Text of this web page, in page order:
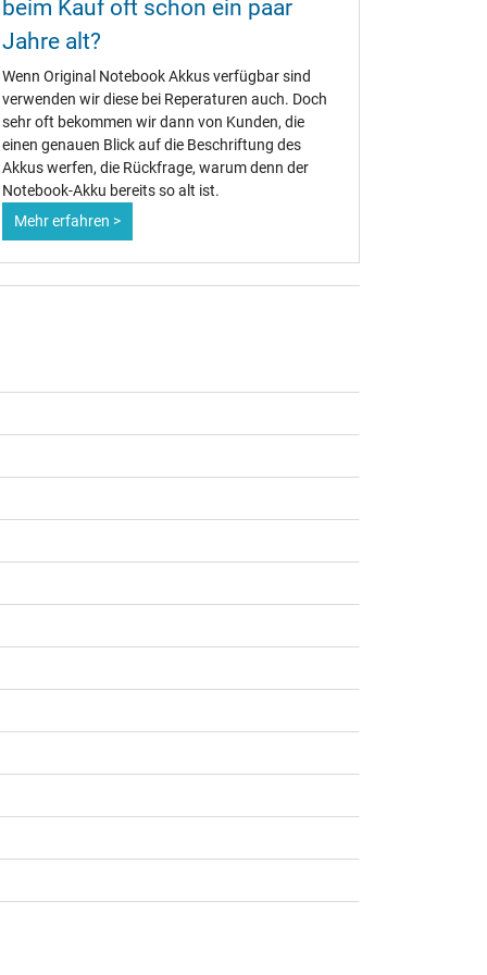
beim Kauf oft schon ein paar
Jahre alt?
Wenn Original Notebook Akkus verfügbar sind
verwenden wir diese bei Reperaturen auch. Doch
sehr oft bekommen wir dann von Kunden, die
einen genauen Blick auf die Beschriftung des
Akkus werfen, die Rückfrage, warum denn der
Notebook-Akku bereits so alt ist.
Mehr erfahren >